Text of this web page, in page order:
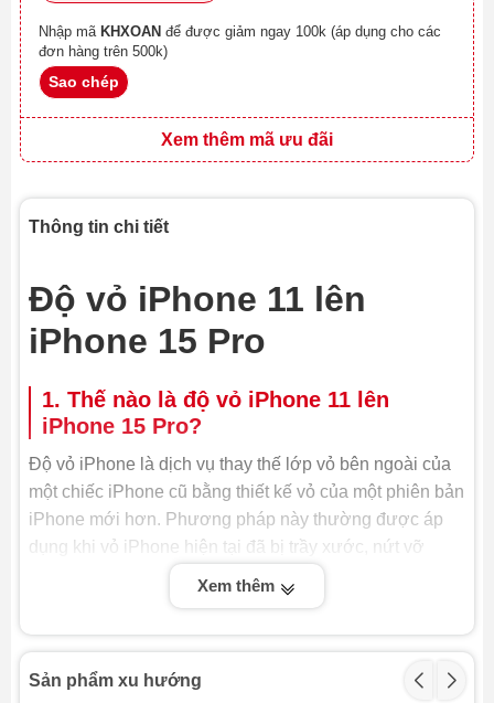
Nhập mã KHXOAN
đơn hàng trên 500k)
Sao chép
Xem thêm mã ưu đãi
Thông tin chi tiết
Độ vỏ iPhone 11 lên
iPhone 15 Pro
1. Thế nào là độ vỏ iPhone 11 lên
iPhone 15 Pro?
Độ vỏ iPhone là dịch vụ thay thế lớp vỏ bên ngoài của
một chiếc iPhone cũ bằng thiết kế vỏ của một phiên bản
iPhone mới hơn. Phương pháp này thường được áp
dụng khi vỏ iPhone hiện tại đã bị trầy xước, nứt vỡ
nghiêm trọng. Ngoài ra, đây cũng là lựa chọn phổ biến
cho những người dùng mong muốn nâng cấp vẻ ngoài
thiết bị hoàn toàn mới.
Xem thêm
Sản phẩm xu hướng